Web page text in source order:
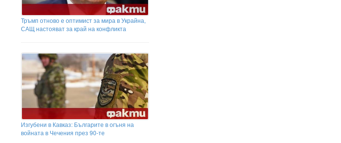
Тръмп отново е оптимист за мира в Украйна,
САЩ настояват за край на конфликта
Изгубени в Кавказ: Българите в огъня на
войната в Чечения през 90-те